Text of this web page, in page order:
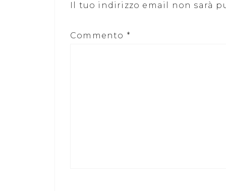
Il tuo indirizzo email non sarà
Commento *